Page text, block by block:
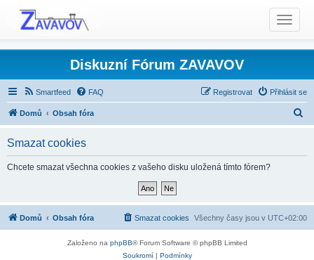
T
o
g
l
e
n
i
o
n
Diskuzní Fórum ZAVAVOV
Smartfeed FAQ Přihlásit se
Registrovat
Domů Obsah fóra
Smazat cookies
Chcete smazat všechna cookies z vašeho disku uložená tímto fórem?
Domů Obsah fóra Všechny časy jsou v UTC+02:00
Smazat cookies
Založeno na phpBB® Forum Software © phpBB Limited
Soukromí| Podmínky